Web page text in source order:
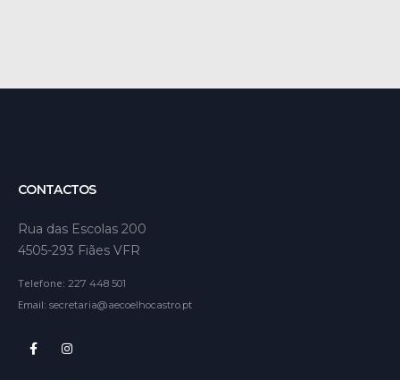
CONTACTOS
Rua das Escolas 200
4505-293 Fiães VFR
Telefone: 227 448 501
Email: secretaria@aecoelhocastro.pt